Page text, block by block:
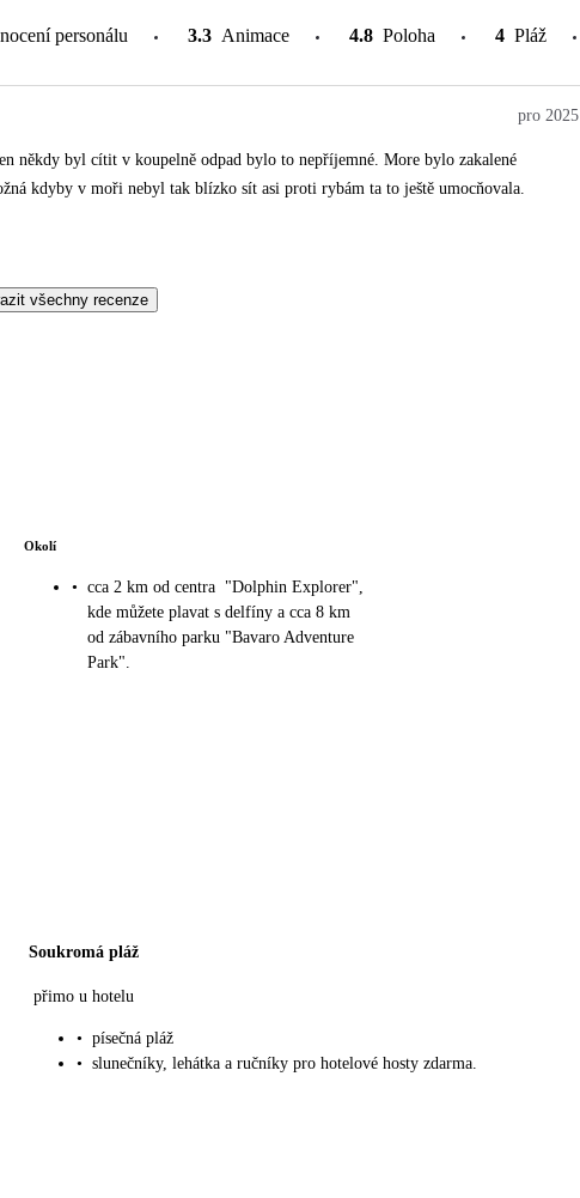
personálu 3.3 Animace 4.8 Poloha 4 Pláž
pro 2025
někdy byl cítit v koupelně odpad bylo to nepříjemné. More bylo zakalené
kdyby v moři nebyl tak blízko sít asi proti rybám ta to ještě umocňovala.
všechny recenze
Okolí
• cca 2 km od centra "Dolphin Explorer",
kde můžete plavat s delfíny a cca 8 km
od zábavního parku "Bavaro Adventure
Park".
Soukromá pláž
přimo u hotelu
• písečná pláž
• slunečníky, lehátka a ručníky pro hotelové hosty zdarma.